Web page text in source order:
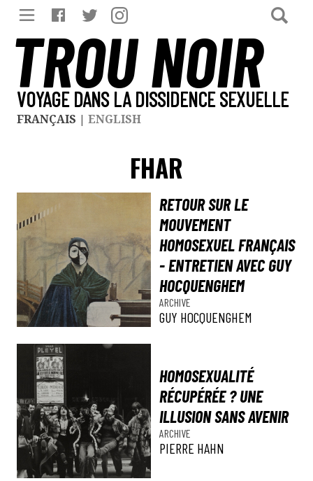
TROU NOIR
VOYAGE DANS LA DISSIDENCE SEXUELLE
FRANÇAIS | ENGLISH
FHAR
RETOUR SUR LE
MOUVEMENT
HOMOSEXUEL FRANÇAIS
- ENTRETIEN AVEC GUY
HOCQUENGHEM
ARCHIVE
GUY HOCQUENGHEM
HOMOSEXUALITÉ
RÉCUPÉRÉE ? UNE
ILLUSION SANS AVENIR
ARCHIVE
PIERRE HAHN